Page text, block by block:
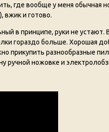
где вообще у меня обычная
вжик и готово.
в принципе, руки не
гораздо больше. Хорошая
прикупить разнообразные
ручной ножовке и